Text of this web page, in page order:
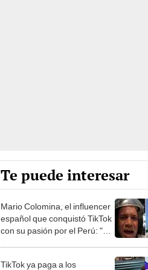
Te puede interesar
Mario Colomina, el influencer
español que conquistó TikTok
con su pasión por el Perú: "Mi
TikTok ya paga a los